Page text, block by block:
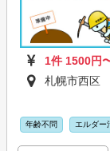
1件 1500円
札幌市西区
年齢不問 エルダー